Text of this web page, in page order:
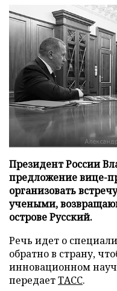
Президент России
предложение вице-
организовать
учеными,
острове Русский.
Речь идет о
обратно в страну,
инновационном
передаетТАСС.